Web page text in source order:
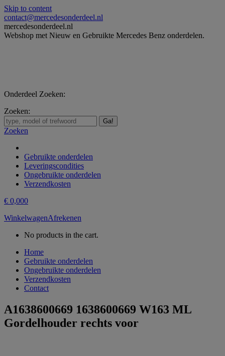
Skip to content
contact@mercedesonderdeel.nl
mercedesonderdeel.nl
Webshop met Nieuw en Gebruikte Mercedes Benz onderdelen.
Onderdeel Zoeken:
Zoeken:
Zoeken
Gebruikte onderdelen
Leveringscondities
Ongebruikte onderdelen
Verzendkosten
€ 0,000
WinkelwagenAfrekenen
No products in the cart.
Home
Gebruikte onderdelen
Ongebruikte onderdelen
Verzendkosten
Contact
A1638600669 1638600669 W163 ML
Gordelhouder rechts voor